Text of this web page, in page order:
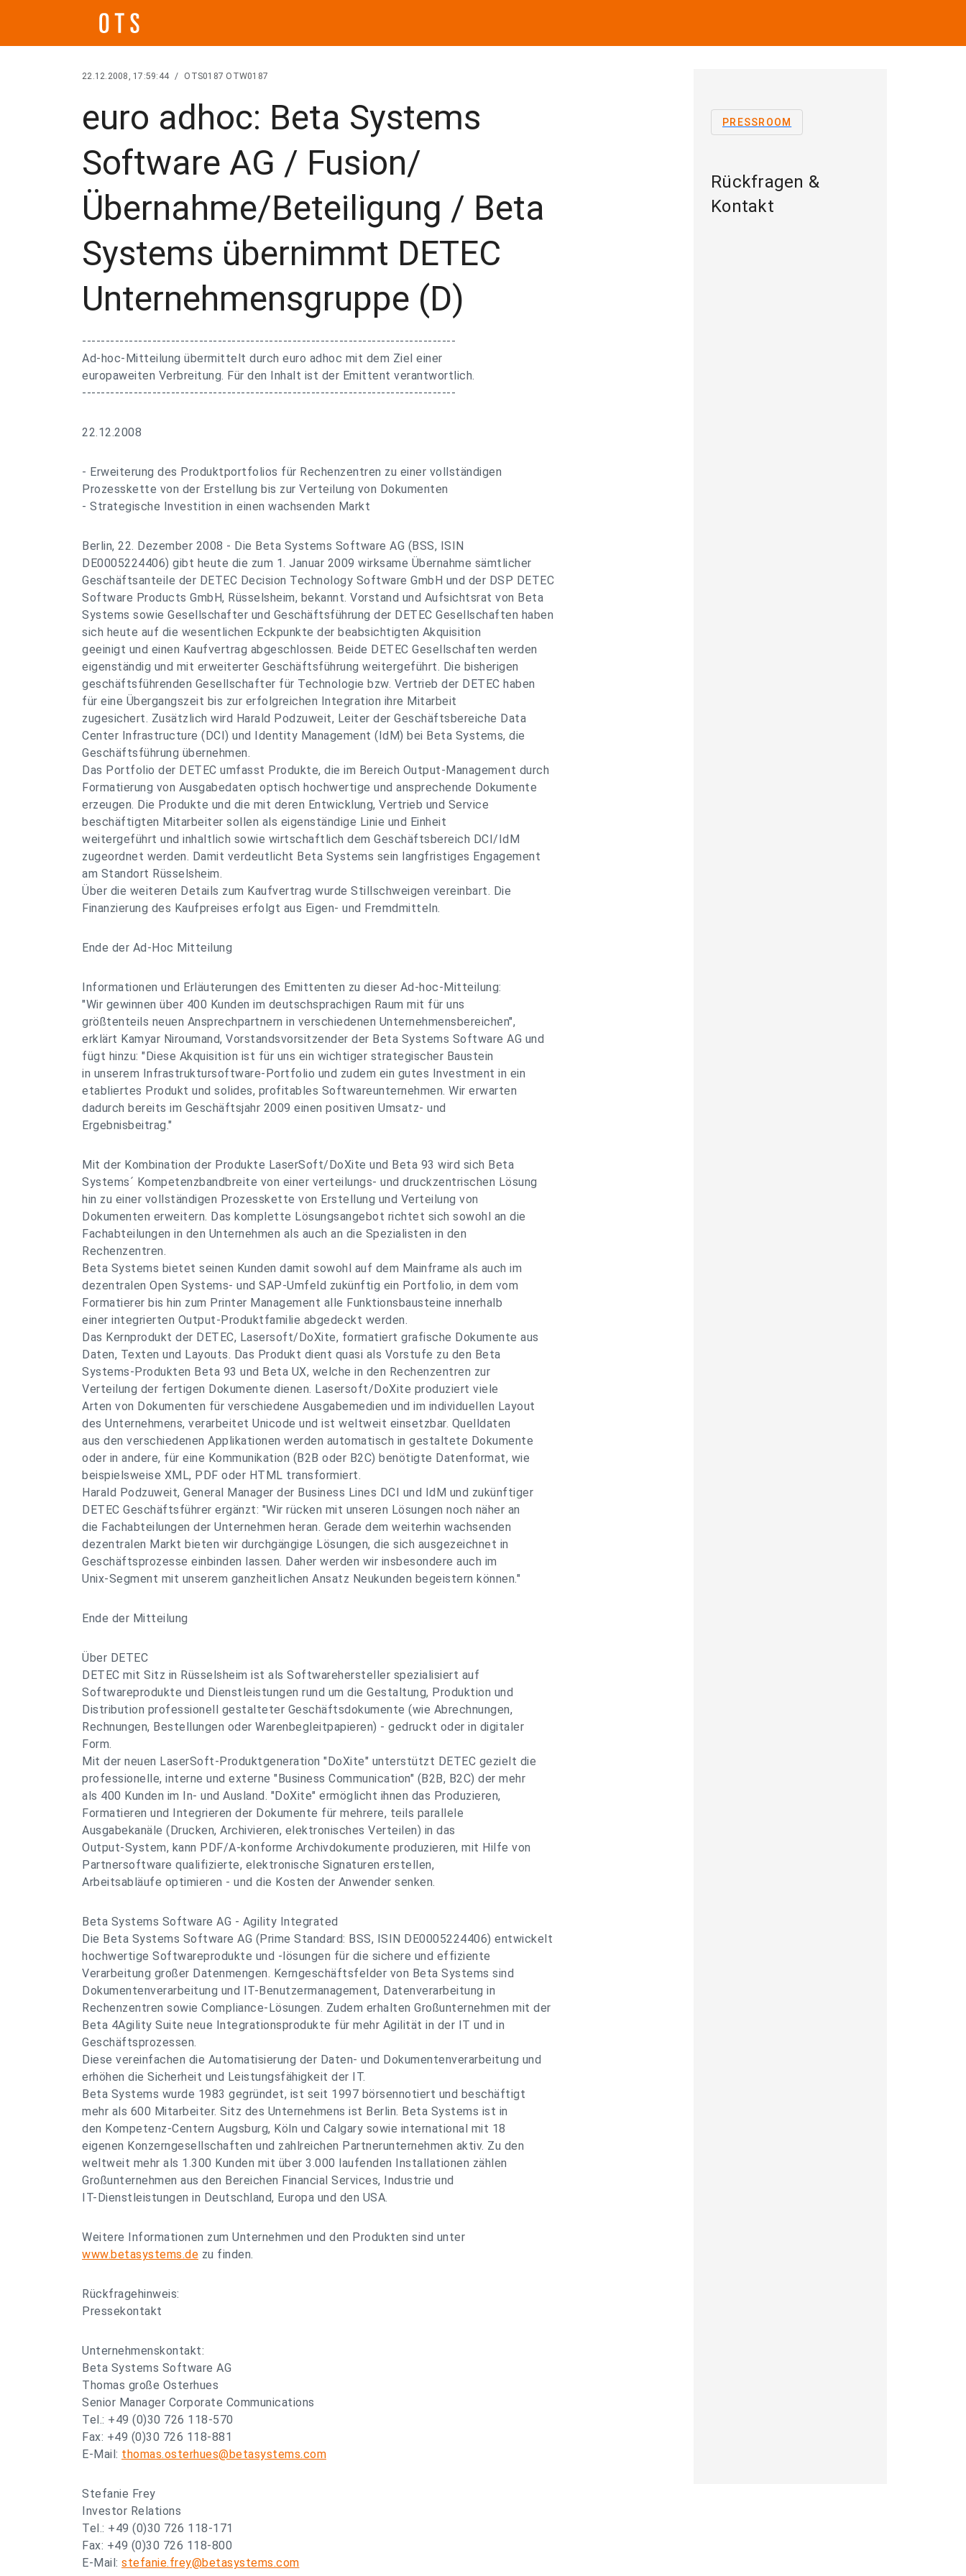
22.12.2008, 17:59:44 / OTS0187 OTW0187
euro adhoc: Beta Systems
Software AG / Fusion/
Übernahme/Beteiligung / Beta
Systems übernimmt DETEC
Unternehmensgruppe (D)
--------------------------------------------------------------------------------
Ad-hoc-Mitteilung übermittelt durch euro adhoc mit dem Ziel einer
europaweiten Verbreitung. Für den Inhalt ist der Emittent verantwortlich.
--------------------------------------------------------------------------------
22.12.2008
- Erweiterung des Produktportfolios für Rechenzentren zu einer vollständigen
Prozesskette von der Erstellung bis zur Verteilung von Dokumenten
- Strategische Investition in einen wachsenden Markt
Berlin, 22. Dezember 2008 - Die Beta Systems Software AG (BSS, ISIN
DE0005224406) gibt heute die zum 1. Januar 2009 wirksame Übernahme sämtlicher
Geschäftsanteile der DETEC Decision Technology Software GmbH und der DSP DETEC
Software Products GmbH, Rüsselsheim, bekannt. Vorstand und Aufsichtsrat von Beta
Systems sowie Gesellschafter und Geschäftsführung der DETEC Gesellschaften haben
sich heute auf die wesentlichen Eckpunkte der beabsichtigten Akquisition
geeinigt und einen Kaufvertrag abgeschlossen. Beide DETEC Gesellschaften werden
eigenständig und mit erweiterter Geschäftsführung weitergeführt. Die bisherigen
geschäftsführenden Gesellschafter für Technologie bzw. Vertrieb der DETEC haben
für eine Übergangszeit bis zur erfolgreichen Integration ihre Mitarbeit
zugesichert. Zusätzlich wird Harald Podzuweit, Leiter der Geschäftsbereiche Data
Center Infrastructure (DCI) und Identity Management (IdM) bei Beta Systems, die
Geschäftsführung übernehmen.
Das Portfolio der DETEC umfasst Produkte, die im Bereich Output-Management durch
Formatierung von Ausgabedaten optisch hochwertige und ansprechende Dokumente
erzeugen. Die Produkte und die mit deren Entwicklung, Vertrieb und Service
beschäftigten Mitarbeiter sollen als eigenständige Linie und Einheit
weitergeführt und inhaltlich sowie wirtschaftlich dem Geschäftsbereich DCI/IdM
zugeordnet werden. Damit verdeutlicht Beta Systems sein langfristiges Engagement
am Standort Rüsselsheim.
Über die weiteren Details zum Kaufvertrag wurde Stillschweigen vereinbart. Die
Finanzierung des Kaufpreises erfolgt aus Eigen- und Fremdmitteln.
Ende der Ad-Hoc Mitteilung
Informationen und Erläuterungen des Emittenten zu dieser Ad-hoc-Mitteilung:
"Wir gewinnen über 400 Kunden im deutschsprachigen Raum mit für uns
größtenteils neuen Ansprechpartnern in verschiedenen Unternehmensbereichen",
erklärt Kamyar Niroumand, Vorstandsvorsitzender der Beta Systems Software AG und
fügt hinzu: "Diese Akquisition ist für uns ein wichtiger strategischer Baustein
in unserem Infrastruktursoftware-Portfolio und zudem ein gutes Investment in ein
etabliertes Produkt und solides, profitables Softwareunternehmen. Wir erwarten
dadurch bereits im Geschäftsjahr 2009 einen positiven Umsatz- und
Ergebnisbeitrag."
Mit der Kombination der Produkte LaserSoft/DoXite und Beta 93 wird sich Beta
Systems´ Kompetenzbandbreite von einer verteilungs- und druckzentrischen Lösung
hin zu einer vollständigen Prozesskette von Erstellung und Verteilung von
Dokumenten erweitern. Das komplette Lösungsangebot richtet sich sowohl an die
Fachabteilungen in den Unternehmen als auch an die Spezialisten in den
Rechenzentren.
Beta Systems bietet seinen Kunden damit sowohl auf dem Mainframe als auch im
dezentralen Open Systems- und SAP-Umfeld zukünftig ein Portfolio, in dem vom
Formatierer bis hin zum Printer Management alle Funktionsbausteine innerhalb
einer integrierten Output-Produktfamilie abgedeckt werden.
Das Kernprodukt der DETEC, Lasersoft/DoXite, formatiert grafische Dokumente aus
Daten, Texten und Layouts. Das Produkt dient quasi als Vorstufe zu den Beta
Systems-Produkten Beta 93 und Beta UX, welche in den Rechenzentren zur
Verteilung der fertigen Dokumente dienen. Lasersoft/DoXite produziert viele
Arten von Dokumenten für verschiedene Ausgabemedien und im individuellen Layout
des Unternehmens, verarbeitet Unicode und ist weltweit einsetzbar. Quelldaten
aus den verschiedenen Applikationen werden automatisch in gestaltete Dokumente
oder in andere, für eine Kommunikation (B2B oder B2C) benötigte Datenformat, wie
beispielsweise XML, PDF oder HTML transformiert.
Harald Podzuweit, General Manager der Business Lines DCI und IdM und zukünftiger
DETEC Geschäftsführer ergänzt: "Wir rücken mit unseren Lösungen noch näher an
die Fachabteilungen der Unternehmen heran. Gerade dem weiterhin wachsenden
dezentralen Markt bieten wir durchgängige Lösungen, die sich ausgezeichnet in
Geschäftsprozesse einbinden lassen. Daher werden wir insbesondere auch im
Unix-Segment mit unserem ganzheitlichen Ansatz Neukunden begeistern können."
Ende der Mitteilung
Über DETEC
DETEC mit Sitz in Rüsselsheim ist als Softwarehersteller spezialisiert auf
Softwareprodukte und Dienstleistungen rund um die Gestaltung, Produktion und
Distribution professionell gestalteter Geschäftsdokumente (wie Abrechnungen,
Rechnungen, Bestellungen oder Warenbegleitpapieren) - gedruckt oder in digitaler
Form.
Mit der neuen LaserSoft-Produktgeneration "DoXite" unterstützt DETEC gezielt die
professionelle, interne und externe "Business Communication" (B2B, B2C) der mehr
als 400 Kunden im In- und Ausland. "DoXite" ermöglicht ihnen das Produzieren,
Formatieren und Integrieren der Dokumente für mehrere, teils parallele
Ausgabekanäle (Drucken, Archivieren, elektronisches Verteilen) in das
Output-System, kann PDF/A-konforme Archivdokumente produzieren, mit Hilfe von
Partnersoftware qualifizierte, elektronische Signaturen erstellen,
Arbeitsabläufe optimieren - und die Kosten der Anwender senken.
Beta Systems Software AG - Agility Integrated
Die Beta Systems Software AG (Prime Standard: BSS, ISIN DE0005224406) entwickelt
hochwertige Softwareprodukte und -lösungen für die sichere und effiziente
Verarbeitung großer Datenmengen. Kerngeschäftsfelder von Beta Systems sind
Dokumentenverarbeitung und IT-Benutzermanagement, Datenverarbeitung in
Rechenzentren sowie Compliance-Lösungen. Zudem erhalten Großunternehmen mit der
Beta 4Agility Suite neue Integrationsprodukte für mehr Agilität in der IT und in
Geschäftsprozessen.
Diese vereinfachen die Automatisierung der Daten- und Dokumentenverarbeitung und
erhöhen die Sicherheit und Leistungsfähigkeit der IT.
Beta Systems wurde 1983 gegründet, ist seit 1997 börsennotiert und beschäftigt
mehr als 600 Mitarbeiter. Sitz des Unternehmens ist Berlin. Beta Systems ist in
den Kompetenz-Centern Augsburg, Köln und Calgary sowie international mit 18
eigenen Konzerngesellschaften und zahlreichen Partnerunternehmen aktiv. Zu den
weltweit mehr als 1.300 Kunden mit über 3.000 laufenden Installationen zählen
Großunternehmen aus den Bereichen Financial Services, Industrie und
IT-Dienstleistungen in Deutschland, Europa und den USA.
Weitere Informationen zum Unternehmen und den Produkten sind unter
www.betasystems.de zu finden.
Rückfragehinweis:
Pressekontakt
Unternehmenskontakt:
Beta Systems Software AG
Thomas große Osterhues
Senior Manager Corporate Communications
Tel.: +49 (0)30 726 118-570
Fax: +49 (0)30 726 118-881
E-Mail: thomas.osterhues@betasystems.com
Stefanie Frey
Investor Relations
Tel.: +49 (0)30 726 118-171
Fax: +49 (0)30 726 118-800
E-Mail: stefanie.frey@betasystems.com
PRESSROOM
Rückfragen &
Kontakt